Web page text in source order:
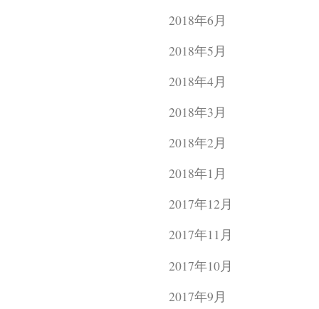
2018年6月
2018年5月
2018年4月
2018年3月
2018年2月
2018年1月
2017年12月
2017年11月
2017年10月
2017年9月